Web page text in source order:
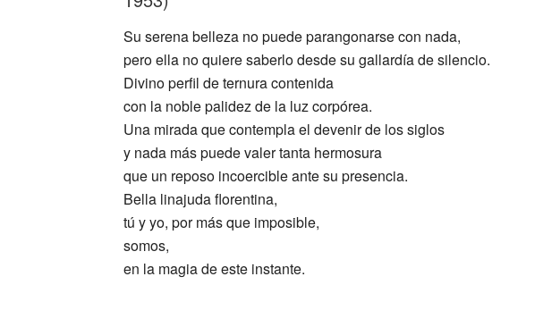
Su serena belleza no puede parangonarse con nada,
pero ella no quiere saberlo desde su gallardía de silencio.
Divino perfil de ternura contenida
con la noble palidez de la luz corpórea.
Una mirada que contempla el devenir de los siglos
y nada más puede valer tanta hermosura
que un reposo incoercible ante su presencia.
Bella linajuda florentina,
tú y yo, por más que imposible,
somos,
en la magia de este instante.